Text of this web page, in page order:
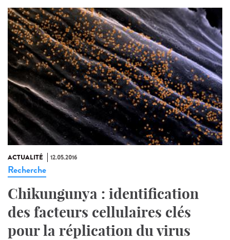
ACTUALITÉ 12.05.2016
Recherche
Chikungunya : identification
des facteurs cellulaires clés
pour la réplication du virus